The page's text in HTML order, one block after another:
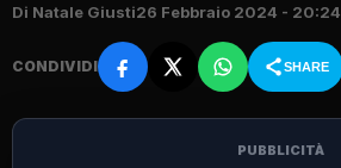
Di Natale Giusti26 Febbraio 2024 - 20:24
CONDIVIDI SHARE
PUBBLICITÀ